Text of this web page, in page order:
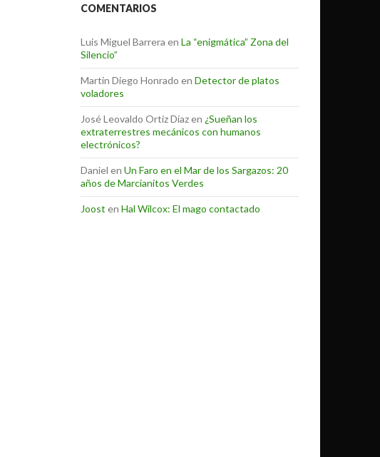
COMENTARIOS
Luis Miguel Barrera en La “enigmática” Zona del
Silencio”
Martin Diego Honrado en Detector de platos
voladores
José Leovaldo Ortiz Díazen ¿Sueñan los
extraterrestres mecánicos con humanos
electrónicos?
Daniel en Un Faro en el Mar de los Sargazos: 20
años de Marcianitos Verdes
Joost en Hal Wilcox: El mago contactado